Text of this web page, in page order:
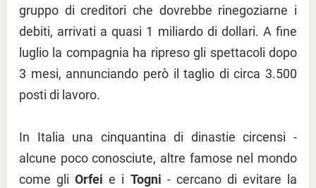
gruppo di creditori che dovrebbe rinegoziarne i
debiti, arrivati a quasi 1 miliardo di dollari. A fine
luglio la compagnia ha ripreso gli spettacoli dopo
3 mesi, annunciando però il taglio di circa 3.500
posti di lavoro.
In Italia una cinquantina di dinastie circensi -
alcune poco conosciute, altre famose nel mondo
come gliOrfeie i Togni - cercano di evitare la